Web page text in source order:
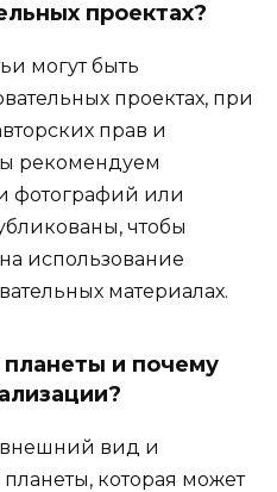
проектах?
могут быть
проектах, при
прав и
рекомендуем
фотографий или
чтобы
использование
материалах.
планеты и почему
внешний вид и
планеты, которая может